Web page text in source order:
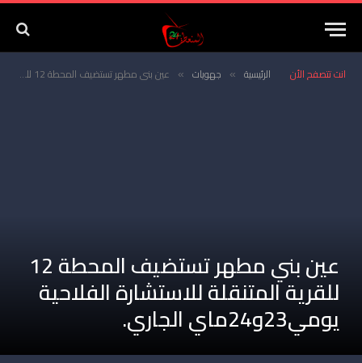
انت تتصفح الأن الرئيسية » جهويات » عين بني مطهر تستضيف المحطة 12 للقرية المتنقلة للاستشارة الفلاحية يومي23و24ماي الجاري.
عين بني مطهر تستضيف المحطة 12
للقرية المتنقلة للاستشارة الفلاحية
يومي23و24ماي الجاري.